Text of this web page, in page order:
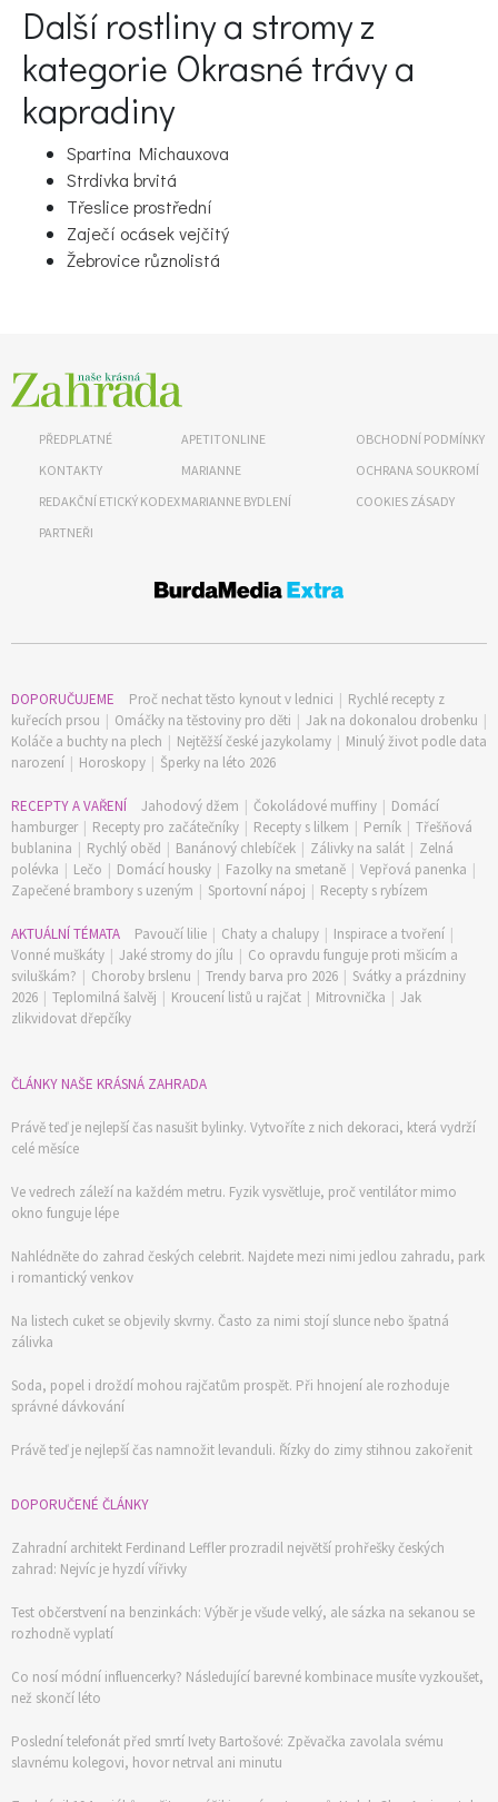
65 Kč
Objednat >
Objednat >
Další rostliny a stromy z
kategorie Okrasné trávy a
kapradiny
Spartina Michauxova
Strdivka brvitá
Třeslice prostřední
Zaječí ocásek vejčitý
Žebrovice různolistá
PŘEDPLATNÉ
KONTAKTY
REDAKČNÍ ETICKÝ KODEX
PARTNEŘI
APETITONLINE
MARIANNE
MARIANNE BYDLENÍ
OBCHODNÍ PODMÍNKY
OCHRANA SOUKROMÍ
COOKIES ZÁSADY
DOPORUČUJEME Proč nechat těsto kynout v lednici | Rychlé recepty z
kuřecích prsou | Omáčky na těstoviny pro děti | Jak na dokonalou drobenku |
Koláče a buchty na plech | Nejtěžší české jazykolamy | Minulý život podle data
narození | Horoskopy | Šperky na léto 2026
RECEPTY A VAŘENÍ Jahodový džem | Čokoládové muffiny | Domácí
hamburger | Recepty pro začátečníky | Recepty s lilkem | Perník | Třešňová
bublanina | Rychlý oběd | Banánový chlebíček | Zálivky na salát | Zelná
polévka | Lečo | Domácí housky | Fazolky na smetaně | Vepřová panenka |
Zapečené brambory s uzeným | Sportovní nápoj | Recepty s rybízem
AKTUÁLNÍ TÉMATA Pavoučí lilie | Chaty a chalupy | Inspirace a tvoření |
Vonné muškáty | Jaké stromy do jílu | Co opravdu funguje proti mšicím a
sviluškám? | Choroby brslenu | Trendy barva pro 2026 | Svátky a prázdniny
2026 | Teplomilná šalvěj | Kroucení listů u rajčat | Mitrovnička | Jak
zlikvidovat dřepčíky
ČLÁNKY NAŠE KRÁSNÁ ZAHRADA
Právě teď je nejlepší čas nasušit bylinky. Vytvoříte z nich dekoraci, která vydrží
celé měsíce
Ve vedrech záleží na každém metru. Fyzik vysvětluje, proč ventilátor mimo
okno funguje lépe
Nahlédněte do zahrad českých celebrit. Najdete mezi nimi jedlou zahradu, park
i romantický venkov
Na listech cuket se objevily skvrny. Často za nimi stojí slunce nebo špatná
zálivka
Soda, popel i droždí mohou rajčatům prospět. Při hnojení ale rozhoduje
správné dávkování
Právě teď je nejlepší čas namnožit levanduli. Řízky do zimy stihnou zakořenit
DOPORUČENÉ ČLÁNKY
Zahradní architekt Ferdinand Leffler prozradil největší prohřešky českých
zahrad: Nejvíc je hyzdí vířivky
Test občerstvení na benzinkách: Výběr je všude velký, ale sázka na sekanou se
rozhodně vyplatí
Co nosí módní influencerky? Následující barevné kombinace musíte vyzkoušet,
než skončí léto
Poslední telefonát před smrtí Ivety Bartošové: Zpěvačka zavolala svému
slavnému kolegovi, hovor netrval ani minutu